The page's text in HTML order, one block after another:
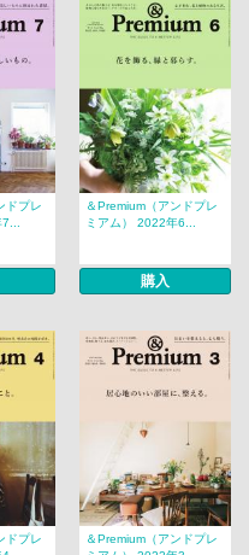
ドプレ
7...
＆Premium（アンドプレ
ミアム） 2022年6...
購入
ドプレ
＆Premium（アンドプレ